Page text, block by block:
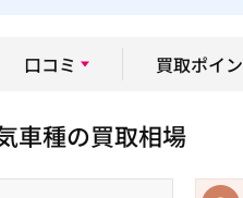
口コミ 買取ポイ
車種の買取相場